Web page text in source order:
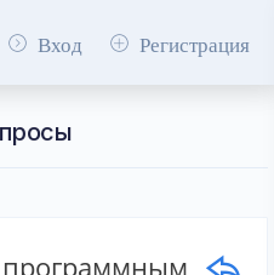
Вход Регистрация